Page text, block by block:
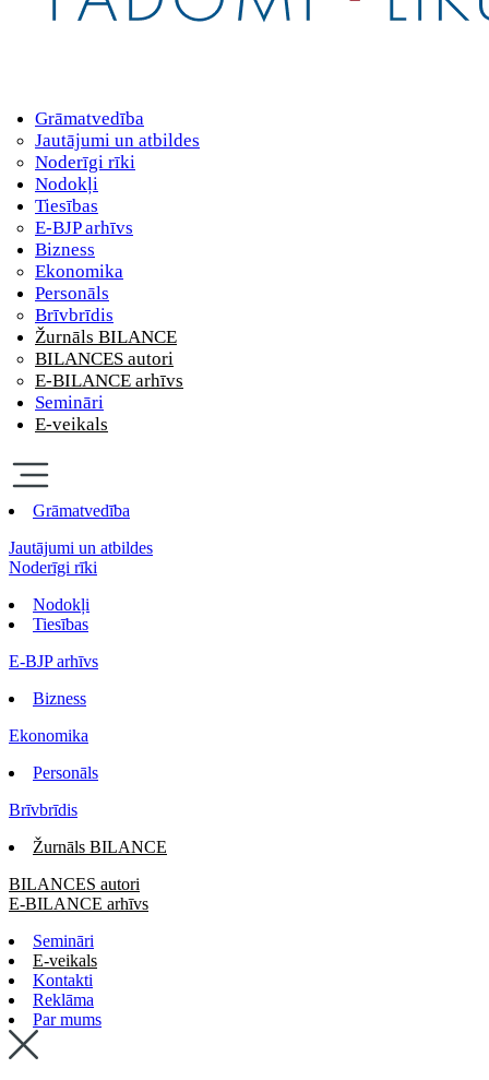
Grāmatvedība
Jautājumi un atbildes
Noderīgi rīki
Nodokļi
Tiesības
E-BJP arhīvs
Bizness
Ekonomika
Personāls
Brīvbrīdis
Žurnāls BILANCE
BILANCES autori
E-BILANCE arhīvs
Semināri
E-veikals
Grāmatvedība
Jautājumi un atbildes
Noderīgi rīki
Nodokļi
Tiesības
E-BJP arhīvs
Bizness
Ekonomika
Personāls
Brīvbrīdis
Žurnāls BILANCE
BILANCES autori
E-BILANCE arhīvs
Semināri
E-veikals
Kontakti
Reklāma
Par mums